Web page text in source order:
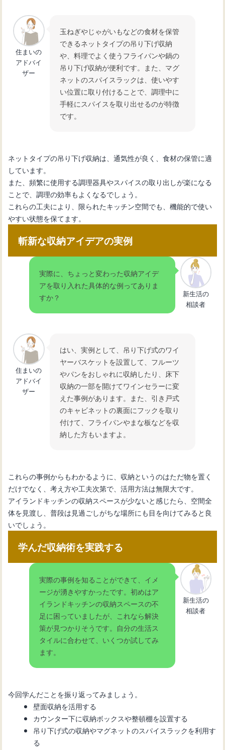
住まいの
アドバイ
ザー
玉ねぎやじゃがいもなどの食材を保管
できるネットタイプの吊り下げ収納
や、料理でよく使うフライパンや鍋の
吊り下げ収納が便利です。また、マグ
ネットのスパイスラックは、使いやす
い位置に取り付けることで、調理中に
手軽にスパイスを取り出せるのが特徴
です。
ネットタイプの吊り下げ収納は、通気性が良く、食材の保管に適
しています。
また、頻繁に使用する調理器具やスパイスの取り出しが楽になる
ことで、調理の効率もよくなるでしょう。
これらの工夫により、限られたキッチン空間でも、機能的で使い
やすい状態を保てます。
斬新な収納アイデアの実例
実際に、ちょっと変わった収納アイデ
アを取り入れた具体的な例ってありま
すか？
新生活の
相談者
住まいの
アドバイ
ザー
はい、実例として、吊り下げ式のワイ
ヤーバスケットを設置して、フルーツ
やパンをおしゃれに収納したり、床下
収納の一部を開けてワインセラーに変
えた事例があります。また、引き戸式
のキャビネットの裏面にフックを取り
付けて、フライパンやまな板などを収
納した方もいますよ。
これらの事例からもわかるように、収納というのはただ物を置く
だけでなく、考え方や工夫次第で、活用方法は無限大です。
アイランドキッチンの収納スペースが少ないと感じたら、空間全
体を見渡し、普段は見過ごしがちな場所にも目を向けてみると良
いでしょう。
学んだ収納術を実践する
実際の事例を知ることができて、イメ
ージが湧きやすかったです。初めはア
イランドキッチンの収納スペースの不
足に困っていましたが、これなら解決
策が見つかりそうです。自分の生活ス
タイルに合わせて、いくつか試してみ
ます。
新生活の
相談者
今回学んだことを振り返ってみましょう。
壁面収納を活用する
カウンター下に収納ボックスや整頓棚を設置する
吊り下げ式の収納やマグネットのスパイスラックを利用す
る